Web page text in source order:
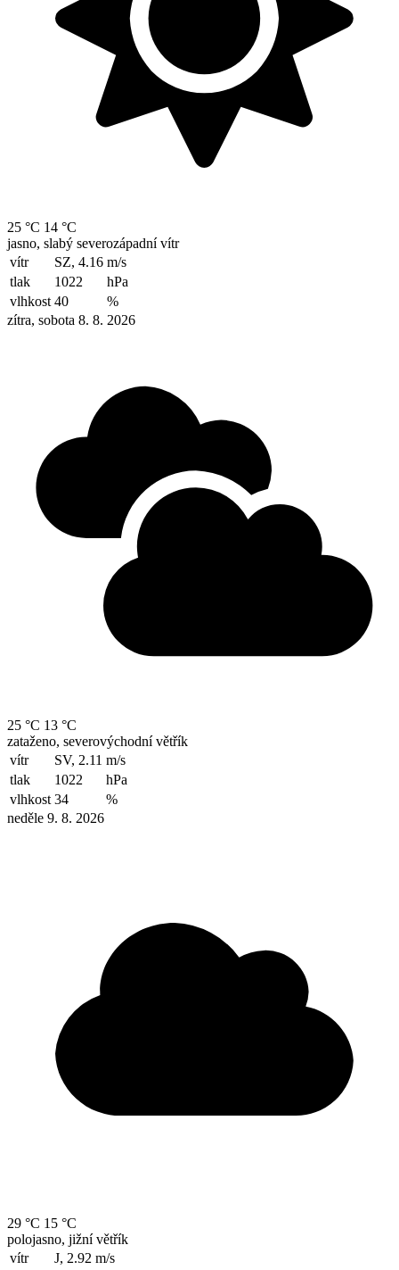
25 °C 14 °C
jasno, slabý severozápadní vítr
vítr
SZ, 4.16 m/s
tlak
1022
hPa
vlhkost 40
%
zítra, sobota 8. 8. 2026
25 °C 13 °C
zataženo, severovýchodní větřík
vítr
SV, 2.11 m/s
tlak
1022
hPa
vlhkost 34
%
neděle 9. 8. 2026
29 °C 15 °C
polojasno, jižní větřík
vítr
J, 2.92 m/s